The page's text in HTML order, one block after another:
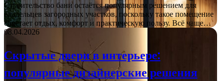
Строительство бани остаётся популярным решением для
владельцев загородных участков, поскольку такое помещение
сочетает отдых, комфорт и практическую пользу. Всё чаще…
08.04.2026
Скрытые двери в интерьере:
популярные дизайнерские решения